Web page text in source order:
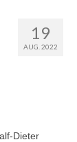
19
AUG. 2022
Dieter